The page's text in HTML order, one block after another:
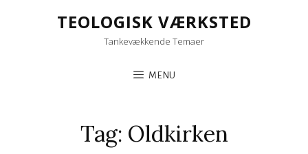
TEOLOGISK VÆRKSTED
Tankevækkende Temaer
MENU
Tag: Oldkirken